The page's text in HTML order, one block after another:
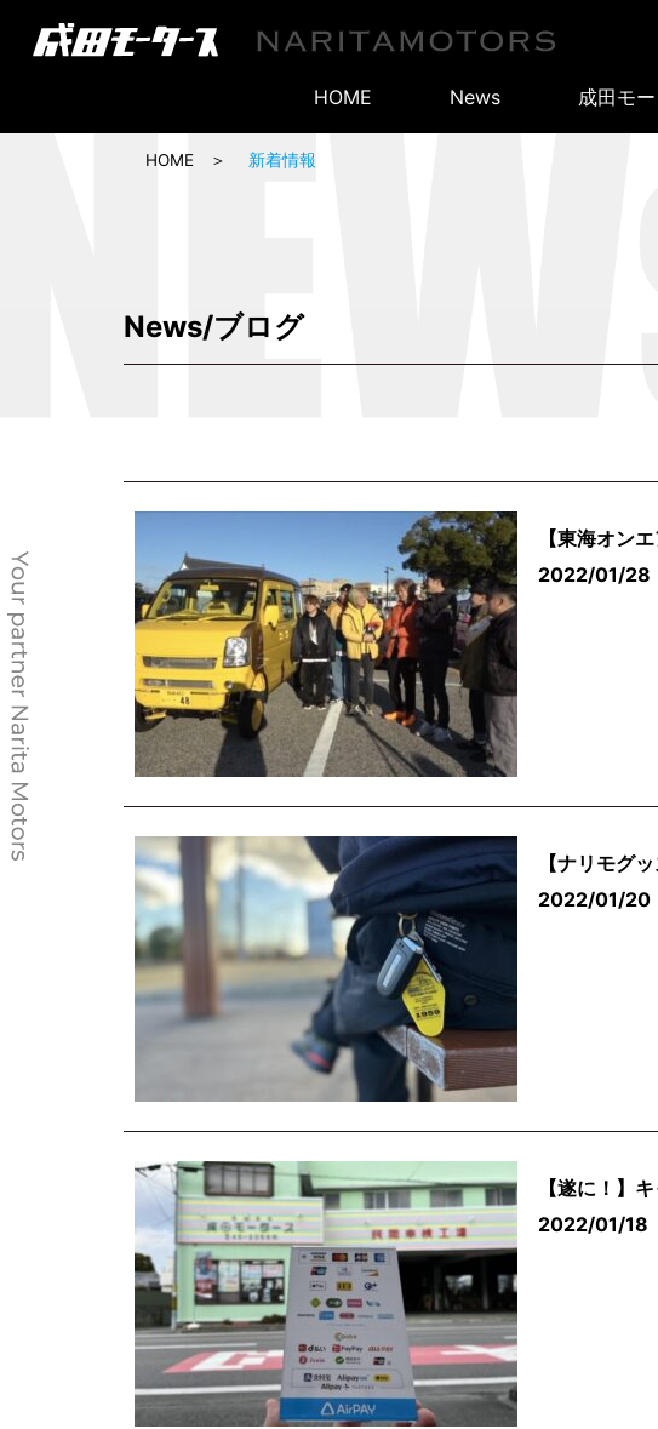
HOME News 成田モ
HOME 新着情報
News/ブログ
【東海オン
2022/01/28
【ナリモグ
2022/01/20
【遂に！】
2022/01/18